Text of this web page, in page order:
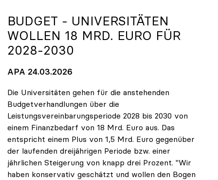
BUDGET - UNIVERSITÄTEN
WOLLEN 18 MRD. EURO FÜR
2028-2030
APA 24.03.2026
Die Universitäten gehen für die anstehenden
Budgetverhandlungen über die
Leistungsvereinbarungsperiode 2028 bis 2030 von
einem Finanzbedarf von 18 Mrd. Euro aus. Das
entspricht einem Plus von 1,5 Mrd. Euro gegenüber
der laufenden dreijährigen Periode bzw. einer
jährlichen Steigerung von knapp drei Prozent. "Wir
haben konservativ geschätzt und wollen den Bogen